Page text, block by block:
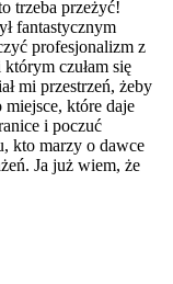
trzeba przeżyć!
fantastycznym
profesjonalizm z
czułam się
mi przestrzeń, żeby
które daje
i poczuć
kto marzy o dawce
Ja już wiem, że